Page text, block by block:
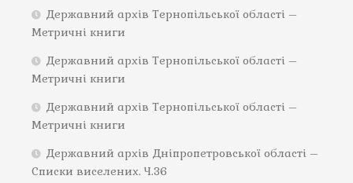
Державний архів Тернопільської області –
Метричні книги
Державний архів Тернопільської області –
Метричні книги
Державний архів Тернопільської області –
Метричні книги
Державний архів Дніпропетровської області –
Списки виселених. Ч.36